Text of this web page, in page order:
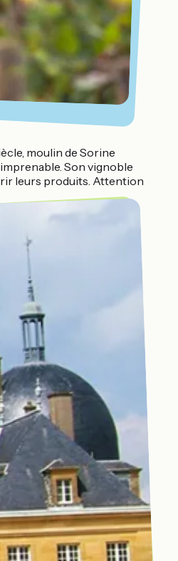
moulin de Sorine
Son vignoble
leurs produits. Attention